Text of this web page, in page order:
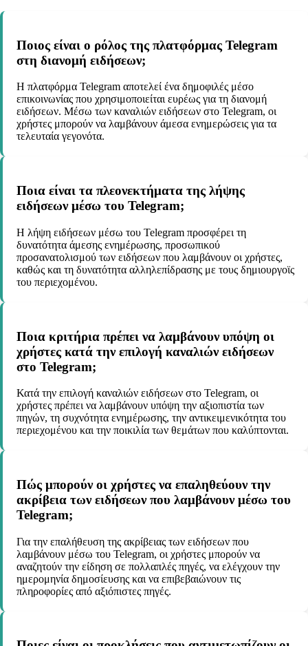
Ποιος είναι ο ρόλος της πλατφόρμας Telegram
στη διανομή ειδήσεων;
Η πλατφόρμα Telegram αποτελεί ένα δημοφιλές μέσο
επικοινωνίας που χρησιμοποιείται ευρέως για τη διανομή
ειδήσεων. Μέσω των καναλιών ειδήσεων στο Telegram, οι
χρήστες μπορούν να λαμβάνουν άμεσα ενημερώσεις για τα
τελευταία γεγονότα.
Ποια είναι τα πλεονεκτήματα της λήψης
ειδήσεων μέσω του Telegram;
Η λήψη ειδήσεων μέσω του Telegram προσφέρει τη
δυνατότητα άμεσης ενημέρωσης, προσωπικού
προσανατολισμού των ειδήσεων που λαμβάνουν οι χρήστες,
καθώς και τη δυνατότητα αλληλεπίδρασης με τους δημιουργοϊς
του περιεχομένου.
Ποια κριτήρια πρέπει να λαμβάνουν υπόψη οι
χρήστες κατά την επιλογή καναλιών ειδήσεων
στο Telegram;
Κατά την επιλογή καναλιών ειδήσεων στο Telegram, οι
χρήστες πρέπει να λαμβάνουν υπόψη την αξιοπιστία των
πηγών, τη συχνότητα ενημέρωσης, την αντικειμενικότητα του
περιεχομένου και την ποικιλία των θεμάτων που καλύπτονται.
Πώς μπορούν οι χρήστες να επαληθεύουν την
ακρίβεια των ειδήσεων που λαμβάνουν μέσω του
Telegram;
Για την επαλήθευση της ακρίβειας των ειδήσεων που
λαμβάνουν μέσω του Telegram, οι χρήστες μπορούν να
αναζητούν την είδηση σε πολλαπλές πηγές, να ελέγχουν την
ημερομηνία δημοσίευσης και να επιβεβαιώνουν τις
πληροφορίες από αξιόπιστες πηγές.